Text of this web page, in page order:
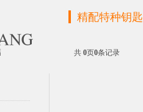
精配特种钥匙
共 0页0条记录